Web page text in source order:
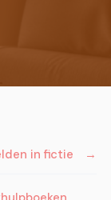
in fictie